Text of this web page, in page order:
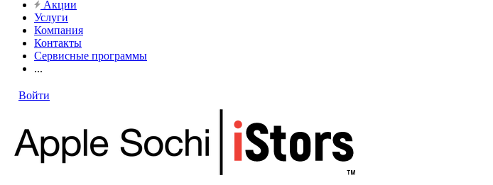
Акции
Услуги
Компания
Контакты
Сервисные программы
...
Войти